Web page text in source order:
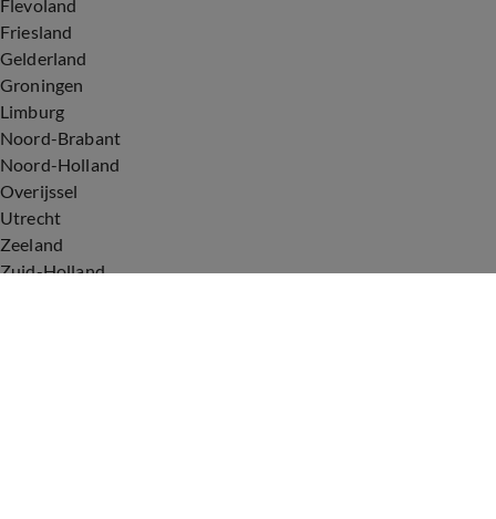
Flevoland
Friesland
Gelderland
Groningen
Limburg
Noord-Brabant
Noord-Holland
Overijssel
Utrecht
Zeeland
Zuid-Holland